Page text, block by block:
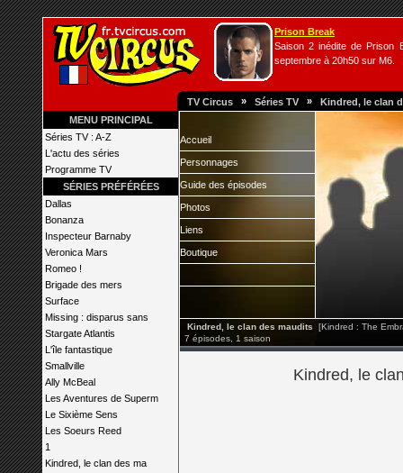
Prison Break
Saison 2 inédite de Prison
septembre à 20h50 sur M6.
TV Circus » Séries TV » Kindred, le clan
MENU PRINCIPAL
Séries TV : A-Z
L'actu des séries
Programme TV
SÉRIES PRÉFÉRÉES
Dallas
Bonanza
Inspecteur Barnaby
Veronica Mars
Romeo !
Brigade des mers
Surface
Missing : disparus sans
Stargate Atlantis
L'île fantastique
Smallville
Ally McBeal
Les Aventures de Superm
Le Sixième Sens
Les Soeurs Reed
1
Kindred, le clan des ma
Accueil
Personnages
Guide des épisodes
Photos
Liens
Boutique
Kindred, le clan des maudits
[Kindred : The
7 épisodes, 1 saison
Kindred, le